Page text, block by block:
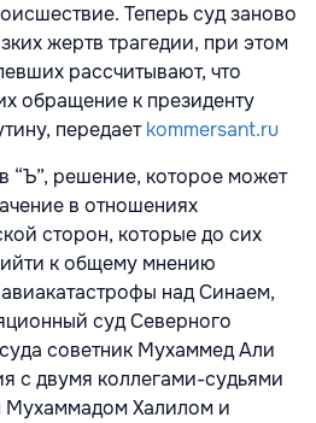
Теперь суд заново
жертв трагедии, при этом
рассчитывают, что
обращение к президенту
передаетkommersant.ru
“Ъ”, решение, которое может
в отношениях
сторон, которые до сих
к общему мнению
над Синаем,
суд Северного
советник Мухаммед Али
с двумя коллегами-судьями
Мухаммадом Халилом и